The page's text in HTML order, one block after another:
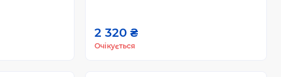
2 320 ₴
Очікується